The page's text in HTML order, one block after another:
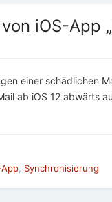
iOS-App
einer schädlichen
ab iOS 12 abwärts
, Synchronisierung